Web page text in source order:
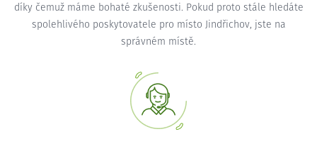
díky čemuž máme bohaté zkušenosti. Pokud proto stále hledáte
spolehlivého poskytovatele pro místo Jindřichov, jste na
správném místě.